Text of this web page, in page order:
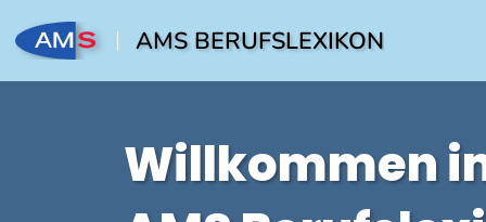
AMS BERUFSLEXIKON
Willkommen